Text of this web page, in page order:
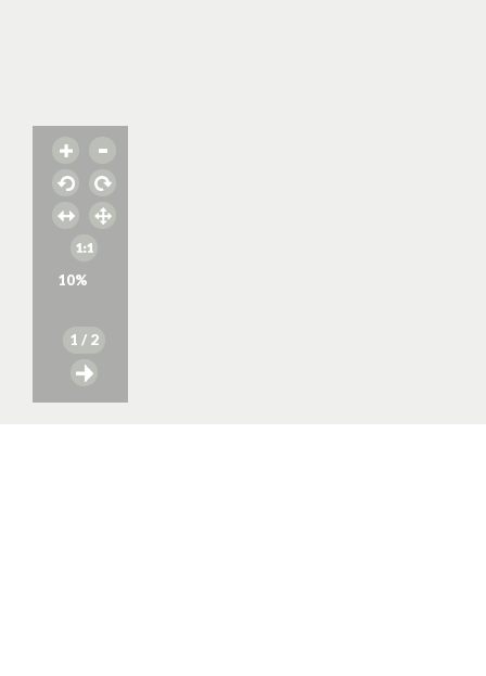
10%
1 / 2